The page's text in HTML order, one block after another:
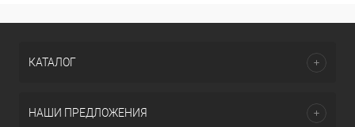
КАТАЛОГ
НАШИ ПРЕДЛОЖЕНИЯ